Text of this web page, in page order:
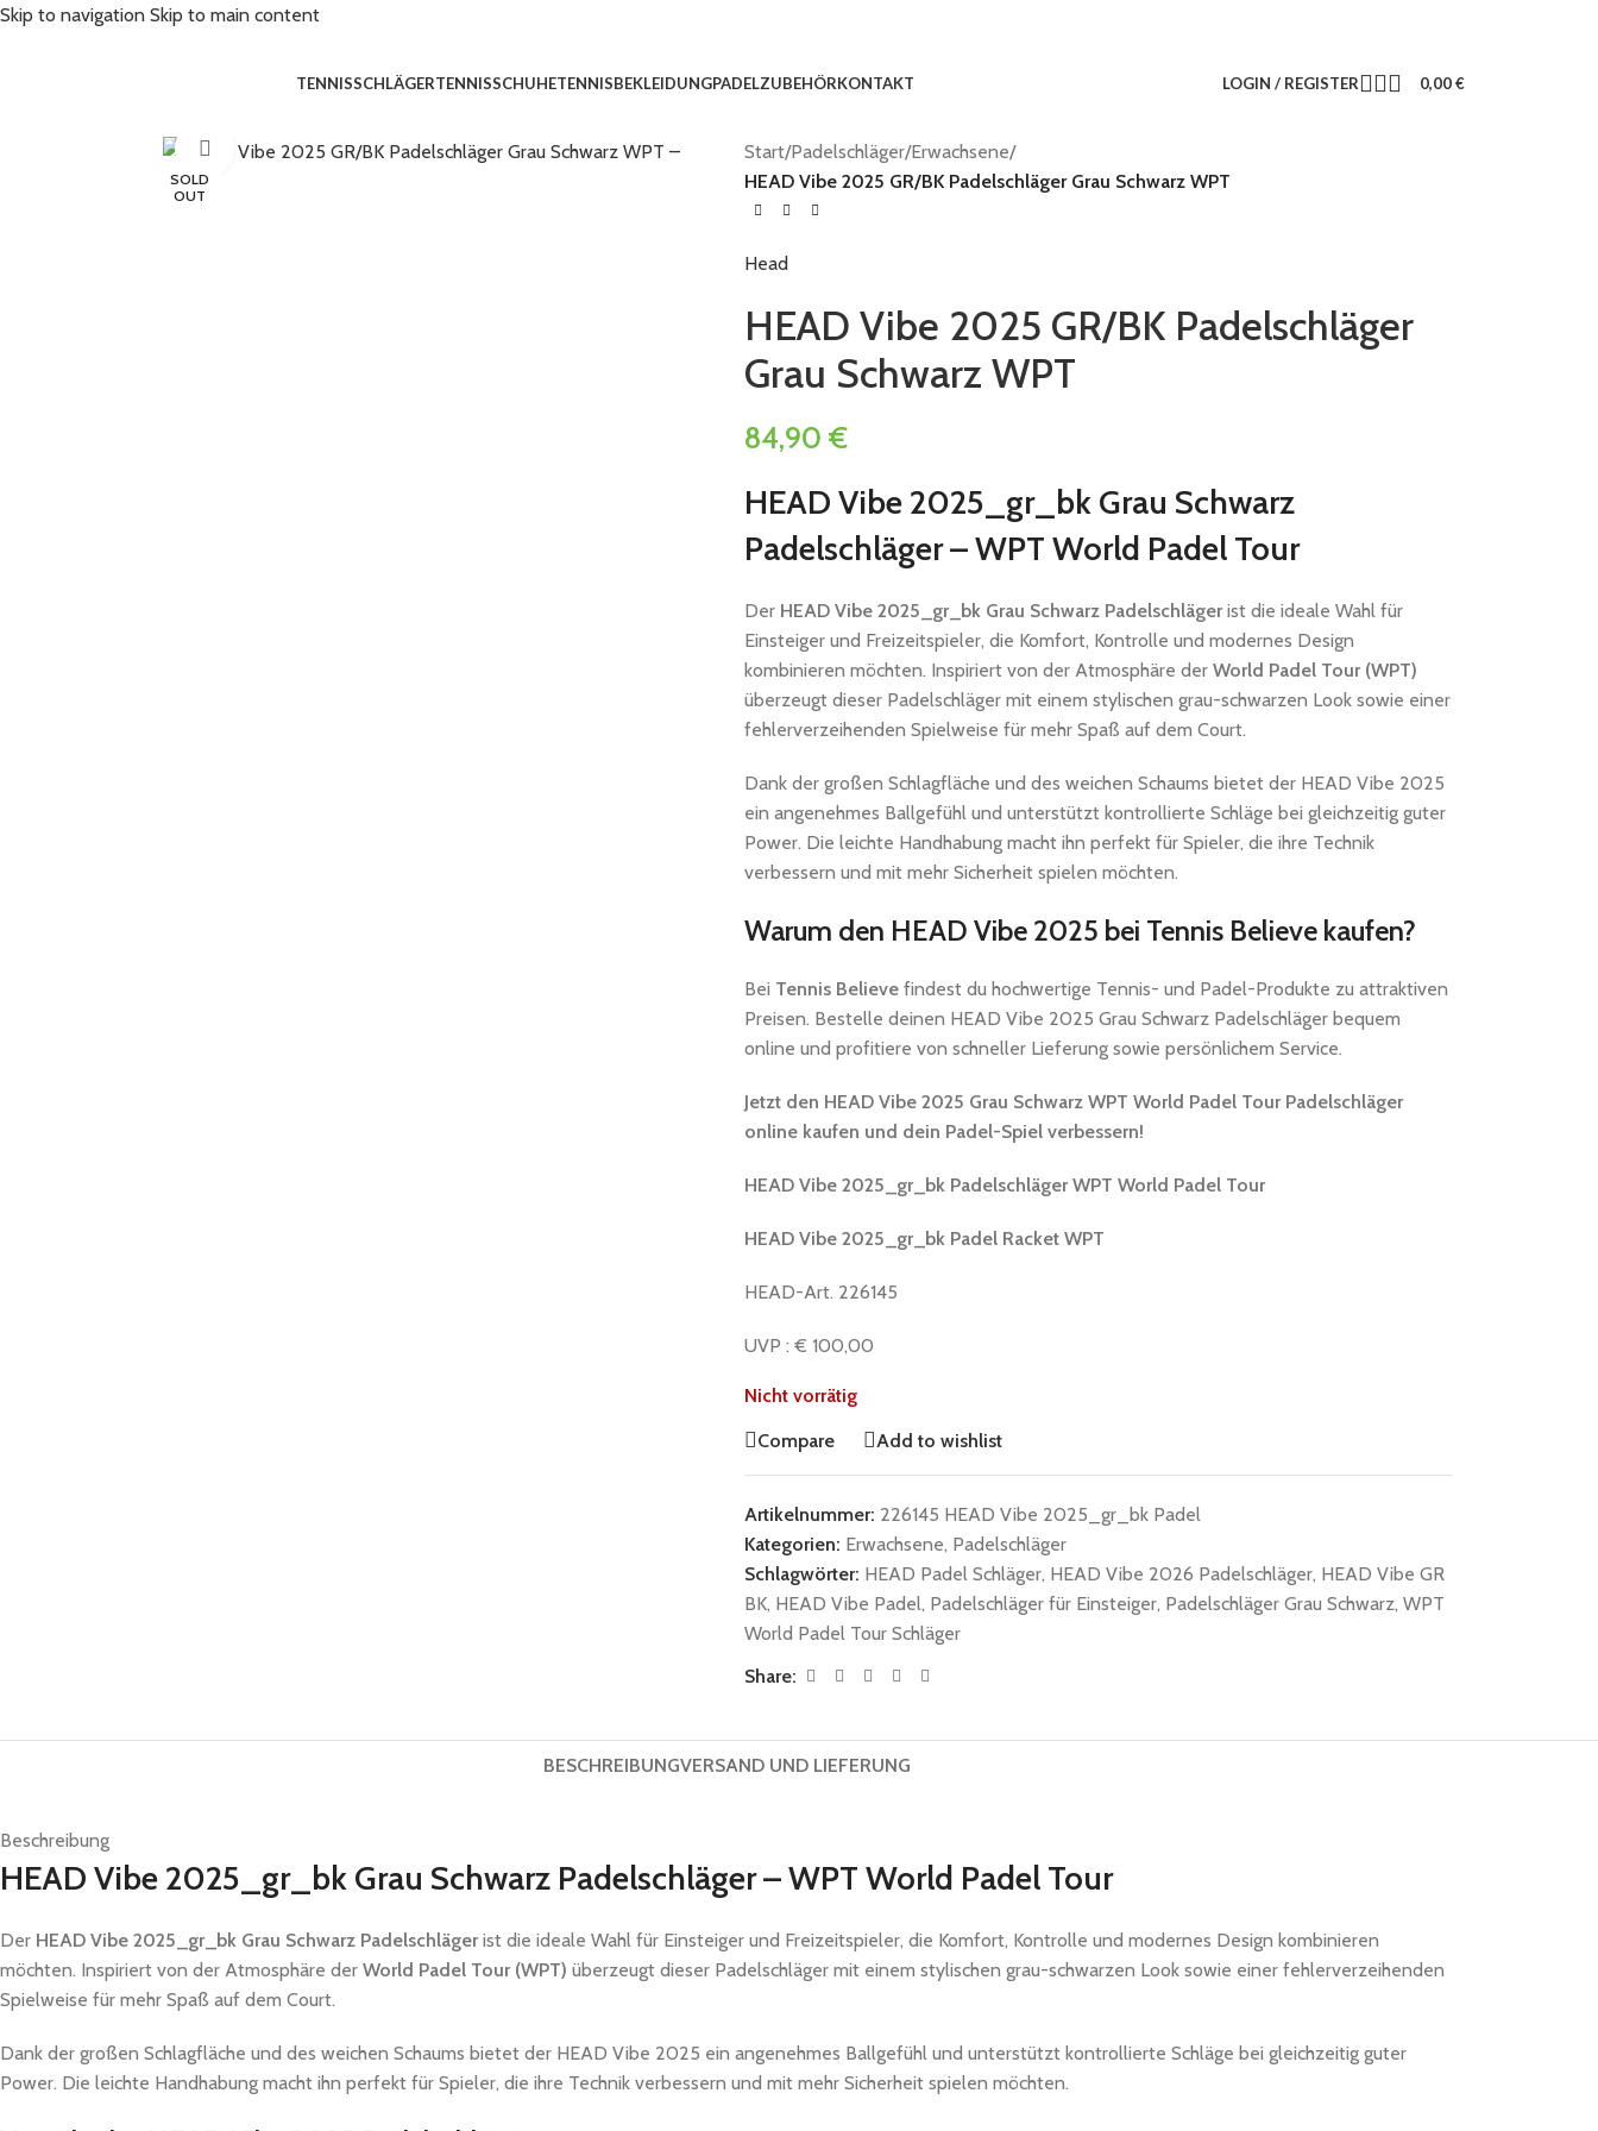
Skip to navigation Skip to main content
TENNISSCHLÄGERTENNISSCHUHETENNISBEKLEIDUNGPADELZUBEHÖRKONTAKT LOGIN / REGISTER 0,00€
SOLD
OUT
Click to enlarge Start/Padelschläger/Erwachsene/
HEAD Vibe 2025 GR/BK Padelschläger Grau Schwarz WPT
Head
HEAD Vibe 2025 GR/BK Padelschläger
Grau Schwarz WPT
84,90 €
HEAD Vibe 2025_gr_bk Grau Schwarz
Padelschläger – WPT World Padel Tour
Der HEAD Vibe 2025_gr_bk Grau Schwarz Padelschlägerist die ideale Wahl für
Einsteiger und Freizeitspieler, die Komfort, Kontrolle und modernes Design
kombinieren möchten. Inspiriert von der Atmosphäre der World Padel Tour (WPT)
überzeugt dieser Padelschläger mit einem stylischen grau-schwarzen Look sowie einer
fehlerverzeihenden Spielweise für mehr Spaß auf dem Court.
Dank der großen Schlagfläche und des weichen Schaums bietet der HEAD Vibe 2025
ein angenehmes Ballgefühl und unterstützt kontrollierte Schläge bei gleichzeitig guter
Power. Die leichte Handhabung macht ihn perfekt für Spieler, die ihre Technik
verbessern und mit mehr Sicherheit spielen möchten.
Warum den HEAD Vibe 2025 bei Tennis Believe kaufen?
Bei Tennis Believefindest du hochwertige Tennis- und Padel-Produkte zu attraktiven
Preisen. Bestelle deinen HEAD Vibe 2025 Grau Schwarz Padelschläger bequem
online und profitiere von schneller Lieferung sowie persönlichem Service.
Jetzt den HEAD Vibe 2025 Grau Schwarz WPT World Padel Tour Padelschläger
online kaufen und dein Padel-Spiel verbessern!
HEAD Vibe 2025_gr_bkPadelschläger WPT World Padel Tour
HEAD Vibe 2025_gr_bkPadel Racket WPT
HEAD-Art. 226145
UVP : € 100,00
Nicht vorrätig
Compare
Add to wishlist
Artikelnummer: 226145 HEAD Vibe 2025_gr_bk Padel
Kategorien: Erwachsene, Padelschläger
Schlagwörter: HEAD Padel Schläger, HEAD Vibe 2026 Padelschläger, HEAD Vibe GR
BK, HEAD Vibe Padel, Padelschläger für Einsteiger, Padelschläger Grau Schwarz, WPT
World Padel Tour Schläger
Share:
BESCHREIBUNGVERSAND UND LIEFERUNG
Beschreibung
HEAD Vibe 2025_gr_bk Grau Schwarz Padelschläger – WPT World Padel Tour
Der HEAD Vibe 2025_gr_bk Grau Schwarz Padelschlägerist die ideale Wahl für Einsteiger und Freizeitspieler, die Komfort, Kontrolle und modernes Design kombinieren
möchten. Inspiriert von der Atmosphäre der World Padel Tour (WPT) überzeugt dieser Padelschläger mit einem stylischen grau-schwarzen Look sowie einer fehlerverzeihenden
Spielweise für mehr Spaß auf dem Court.
Dank der großen Schlagfläche und des weichen Schaums bietet der HEAD Vibe 2025 ein angenehmes Ballgefühl und unterstützt kontrollierte Schläge bei gleichzeitig guter
Power. Die leichte Handhabung macht ihn perfekt für Spieler, die ihre Technik verbessern und mit mehr Sicherheit spielen möchten.